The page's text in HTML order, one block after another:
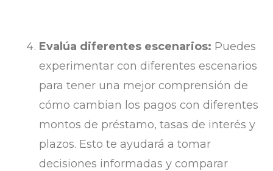
Evalúa diferentes escenarios: Puedes
experimentar con diferentes escenarios
para tener una mejor comprensión de
cómo cambian los pagos con diferentes
montos de préstamo, tasas de interés y
plazos. Esto te ayudará a tomar
decisiones informadas y comparar